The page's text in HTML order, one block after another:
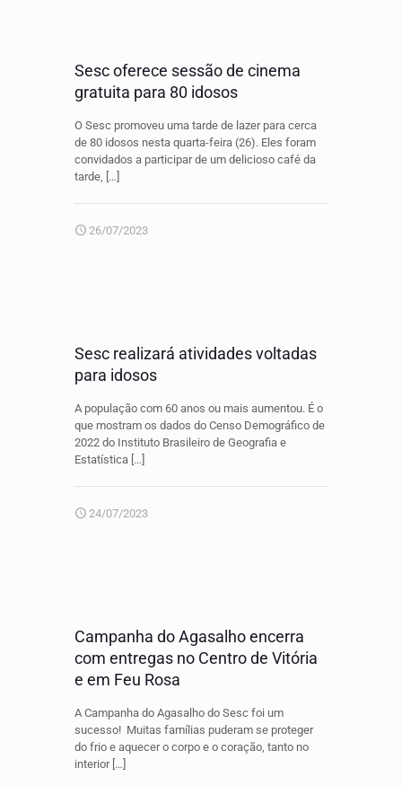
Sesc oferece sessão de cinema
gratuita para 80 idosos
O Sesc promoveu uma tarde de lazer para cerca
de 80 idosos nesta quarta-feira (26). Eles foram
convidados a participar de um delicioso café da
tarde, […]
26/07/2023
Sesc realizará atividades voltadas
para idosos
A população com 60 anos ou mais aumentou. É o
que mostram os dados do Censo Demográfico de
2022 do Instituto Brasileiro de Geografia e
Estatística […]
24/07/2023
Campanha do Agasalho encerra
com entregas no Centro de Vitória
e em Feu Rosa
A Campanha do Agasalho do Sesc foi um
sucesso! Muitas famílias puderam se proteger
do frio e aquecer o corpo e o coração, tanto no
interior[…]